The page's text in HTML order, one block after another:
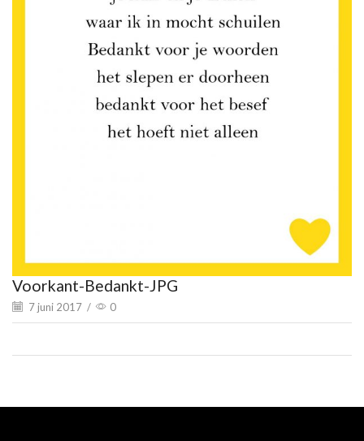
Voorkant-Bedankt-JPG
7 juni 2017 / 0